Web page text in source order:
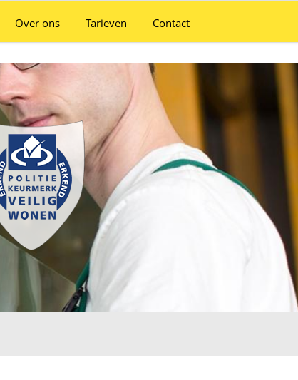
Over ons Tarieven Contact